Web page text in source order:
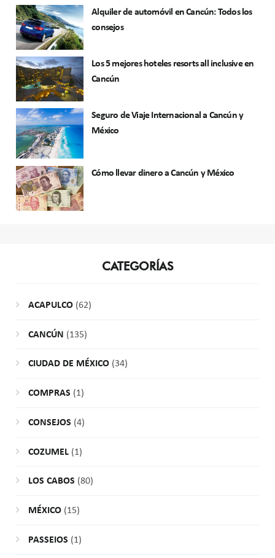
Alquiler de automóvil en Cancún: Todos los
consejos
Los 5 mejores hoteles resorts all inclusive en
Cancún
Seguro de Viaje Internacional a Cancún y
México
Cómo llevar dinero a Cancún y México
CATEGORÍAS
ACAPULCO(62)
CANCÚN (135)
CIUDAD DE MÉXICO(34)
COMPRAS (1)
CONSEJOS (4)
COZUMEL(1)
LOS CABOS (80)
MÉXICO(15)
PASSEIOS (1)